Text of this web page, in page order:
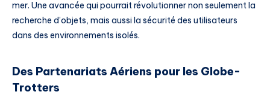
mer. Une avancée qui pourrait révolutionner non seulement la
recherche d’objets, mais aussi la sécurité des utilisateurs
dans des environnements isolés.
Des Partenariats Aériens pour les Globe-
Trotters